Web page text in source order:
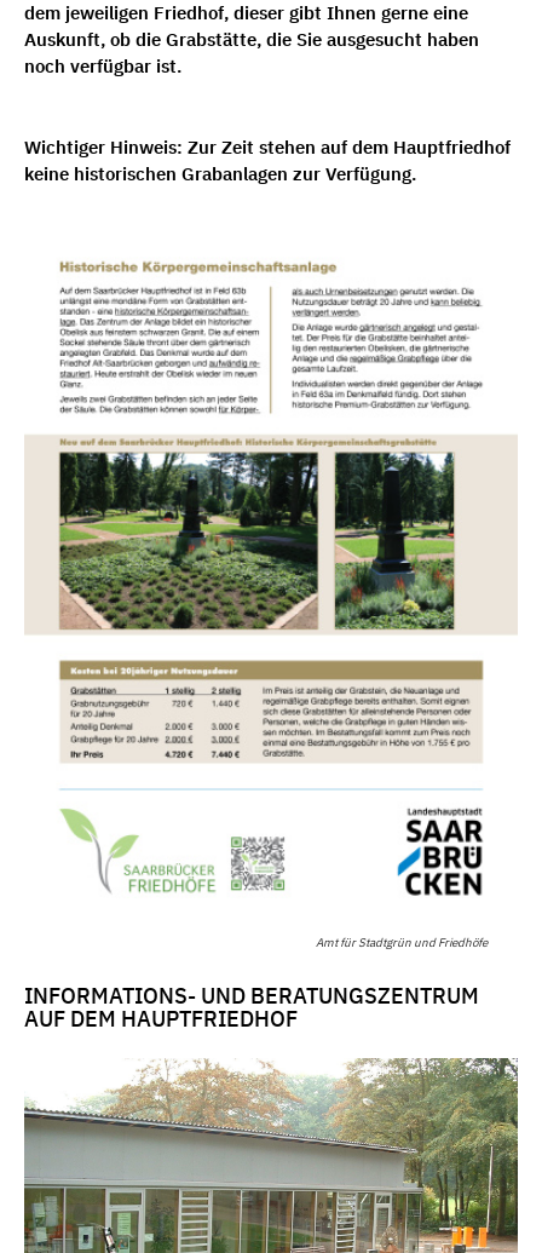
dem jeweiligen Friedhof, dieser gibt Ihnen gerne eine
Auskunft, ob die Grabstätte, die Sie ausgesucht haben
noch verfügbar ist.
Wichtiger Hinweis: Zur Zeit stehen auf dem Hauptfriedhof
keine historischen Grabanlagen zur Verfügung.
Amt für Stadtgrün und Friedhöfe
INFORMATIONS- UND BERATUNGSZENTRUM
AUF DEM HAUPTFRIEDHOF